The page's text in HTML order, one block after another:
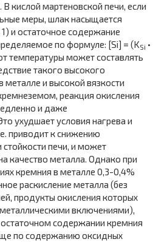
кислой мартеновской печи, если
меры, шлак насыщается
1) и остаточное содержание
по формуле: [Si] = (KSi •
температуры может составлять
такого высокого
и высокой вязкости
реакция окисления
и даже
ухудшает условия нагрева и
приводит к снижению
стойкости печи, и может
качество металла. Однако при
кремния в металле 0,3-0,4%
раскисление металла (без
продукты окисления которых
включениями),
содержании кремния
по содержанию оксидных